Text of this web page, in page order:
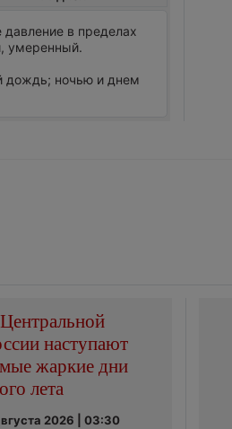
в пределах
умеренный.
дождь; ночью и днем
наступают
жаркие дни
лета
2026 | 03:30